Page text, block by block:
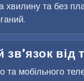
та без
мобільного